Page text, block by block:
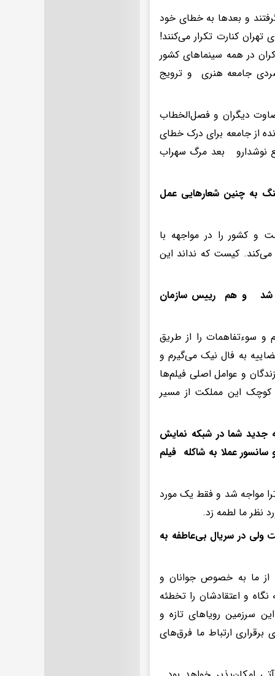
و بعدها به خطای خود
تهران کنارت تکرار می‌کنند!
در همه سینماهای کشور
جامعه هنری و ترویج
دیگران و فصل‌الخطاب
از جامعه برای درک خطای
نوشدارو بعد مرگ سهراب
به چنین شعارهایی عمل
و کشور را در مواجهه با
کیست که نداند این
شد و هم رییس سازمان
و سوءتفاهمات را از طریق
به فال نیک می‌گیرم و
و عوامل اصلی فیلم‌ها
کوچک این مملکت از مسیر
جدید شما در شبکه نمایش
عملا به شاکله فیلم
مواجه شد و فقط یک مورد
نظر ما لطمه زد.
ولی در سریال بی‌عاطفه به
از ما به خصوص جوانان و
نگاه و اعتقادشان را تخطئه
سرزمین رویاهای تازه و
ارتباط ما فرق‌های